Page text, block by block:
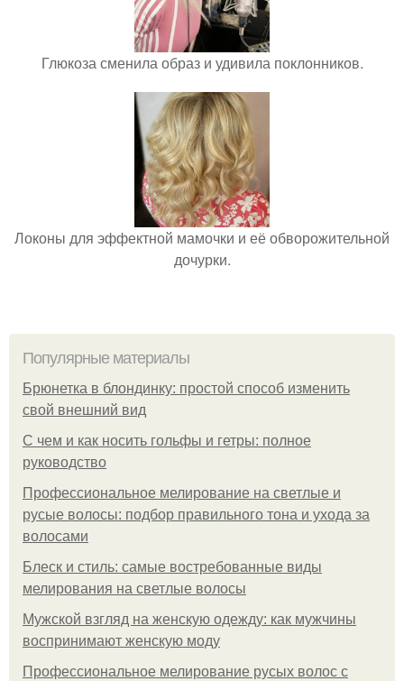
Глюкоза сменила образ и удивила поклонников.
Локоны для эффектной мамочки и её обворожительной
дочурки.
Популярные материалы
Брюнетка в блондинку: простой способ изменить
свой внешний вид
С чем и как носить гольфы и гетры: полное
руководство
Профессиональное мелирование на светлые и
русые волосы: подбор правильного тона и ухода за
волосами
Блеск и стиль: самые востребованные виды
мелирования на светлые волосы
Мужской взгляд на женскую одежду: как мужчины
воспринимают женскую моду
Профессиональное мелирование русых волос с